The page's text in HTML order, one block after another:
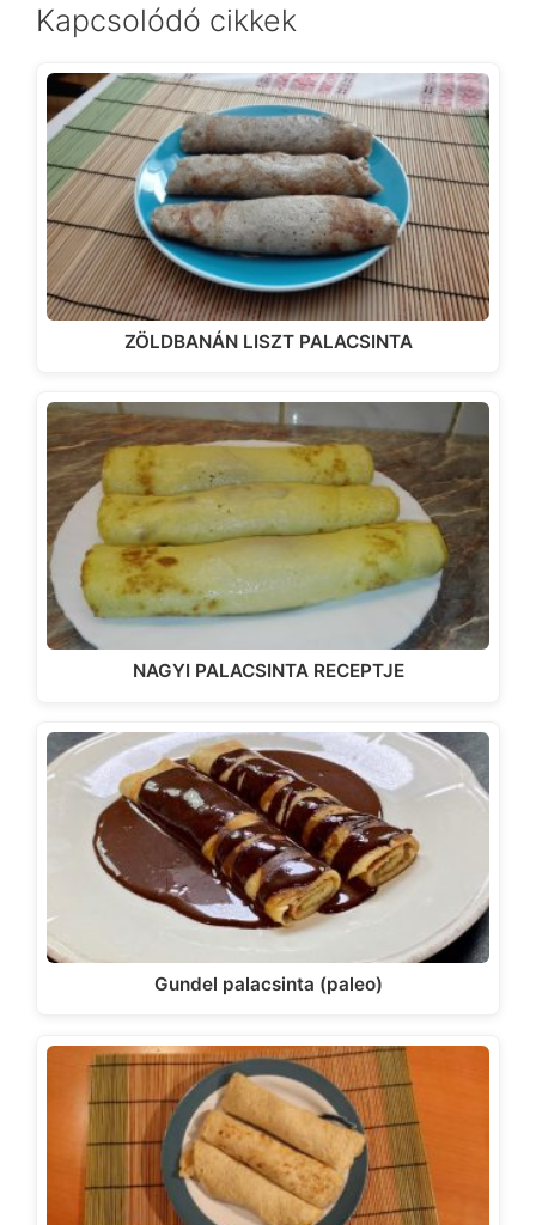
Kapcsolódó cikkek
ZÖLDBANÁN LISZT PALACSINTA
NAGYI PALACSINTA RECEPTJE
Gundel palacsinta (paleo)